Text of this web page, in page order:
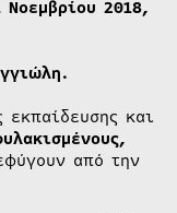
Νοεμβρίου 2018,
εκπαίδευσης και
από την